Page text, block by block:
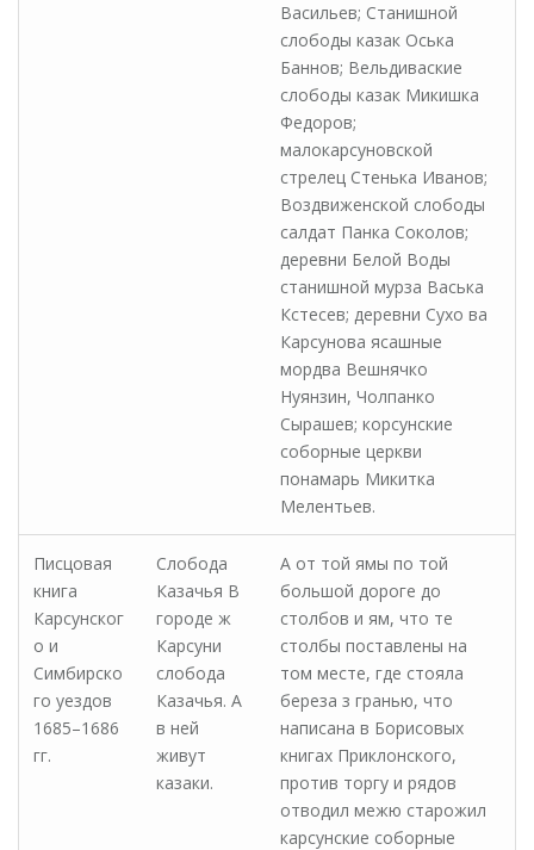
Васильев; Станишной
слободы казак Оська
Баннов; Вельдиваские
слободы казак Микишка
Федоров;
малокарсуновской
стрелец Стенька Иванов;
Воздвиженской слободы
салдат Панка Соколов;
деревни Белой Воды
станишной мурза Васька
Кстесев; деревни Сухо ва
Карсунова ясашные
мордва Вешнячко
Нуянзин, Чолпанко
Сырашев; корсунские
соборные церкви
понамарь Микитка
Мелентьев.
Писцовая
книга
Карсунског
о и
Симбирско
го уездов
1685–1686
гг.
Слобода
Казачья В
городе ж
Карсуни
слобода
Казачья. А
в ней
живут
казаки.
А от той ямы по той
большой дороге до
столбов и ям, что те
столбы поставлены на
том месте, где стояла
береза з гранью, что
написана в Борисовых
книгах Приклонского,
против торгу и рядов
отводил межю старожил
карсунские соборные